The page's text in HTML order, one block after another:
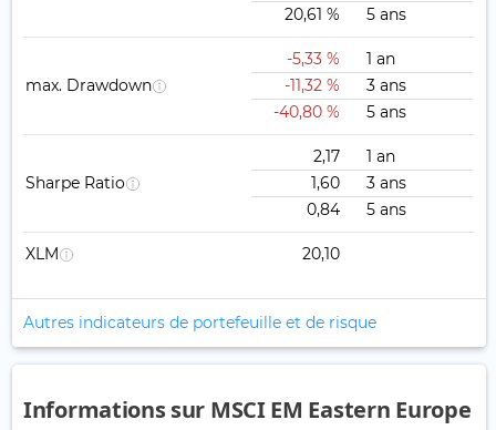
20,61 %
5 ans
max. Drawdown
-5,33 %
1 an
-11,32 %
3 ans
-40,80 %
5 ans
Sharpe Ratio
2,17
1 an
1,60
3 ans
0,84
5 ans
XLM 20,10
Autres indicateurs de portefeuille et de risque
Informations sur MSCI EM Eastern Europe